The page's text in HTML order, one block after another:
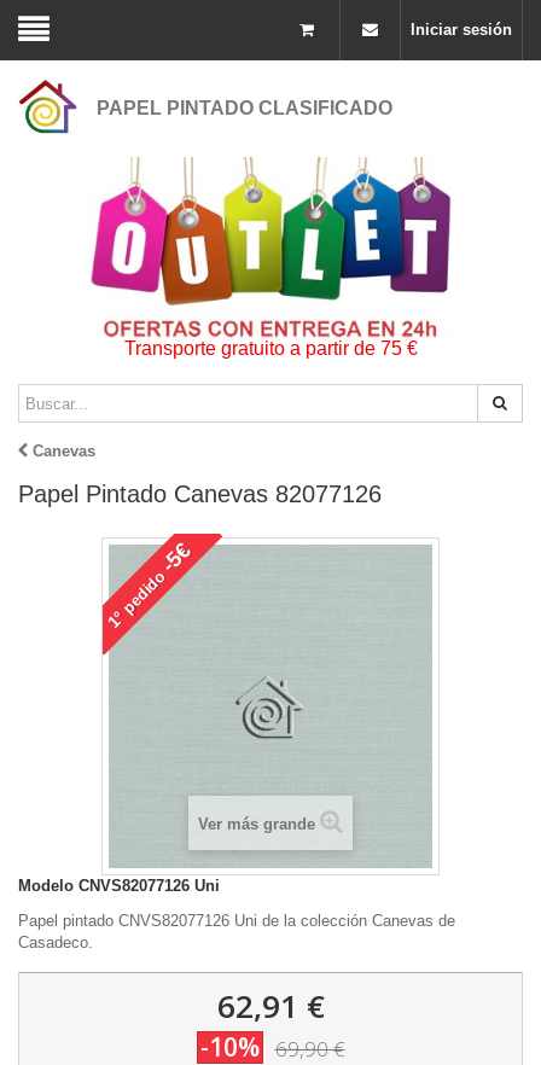
Iniciar sesión
PAPEL PINTADO CLASIFICADO
Transporte gratuito a partir de 75 €
Canevas
Papel Pintado Canevas 82077126
1°
pedido
-5€
Ver más grande
Modelo CNVS82077126 Uni
Papel pintado CNVS82077126 Uni de la colección Canevas de
Casadeco.
62,91 €
-10% 69,90 €